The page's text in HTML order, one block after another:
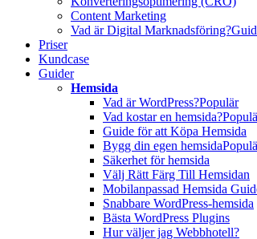
Content Marketing
Vad är Digital Marknadsföring?
Priser
Kundcase
Guider
Hemsida
Vad är WordPress?Populär
Vad kostar en hemsida?
Guide för att Köpa Hemsida
Bygg din egen hemsida
Säkerhet för hemsida
Välj Rätt Färg Till Hemsidan
Mobilanpassad Hemsida
Snabbare WordPress-hemsida
Bästa WordPress Plugins
Hur väljer jag Webbhotell?